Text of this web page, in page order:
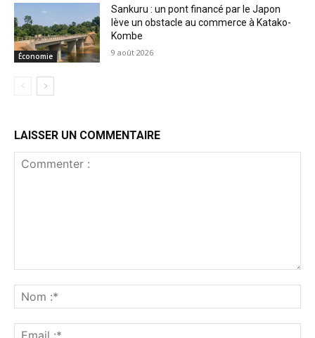
Économie
Sankuru : un pont financé par le Japon
lève un obstacle au commerce à Katako-
Kombe
9 août 2026
LAISSER UN COMMENTAIRE
:*